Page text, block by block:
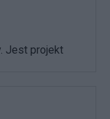
Jest projekt